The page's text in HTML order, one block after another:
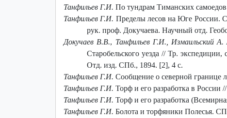
Танфильев Г.И. По тундрам Тиманских
Танфильев Г.И. Пределы лесов на Юге России.
рук. проф. Докучаева. Научный отд.
Докучаев В.В., Танфильев Г.И., Измаильский
Старобельского уезда // Тр.
Отд. изд. СПб., 1894. [2], 4 с.
Танфильев Г.И. Сообщение о северной границе
Танфильев Г.И. Торф и его разработка в России
Танфильев Г.И. Торф и его разработка
Танфильев Г.И. Болота и торфяники Полесья.